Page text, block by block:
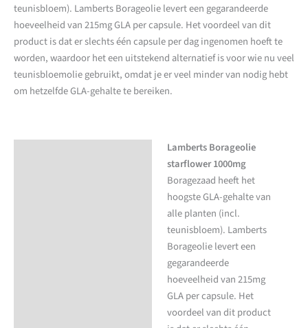
teunisbloem). Lamberts Borageolie levert een gegarandeerde
hoeveelheid van 215mg GLA per capsule. Het voordeel van dit
product is dat er slechts één capsule per dag ingenomen hoeft te
worden, waardoor het een uitstekend alternatief is voor wie nu veel
teunisbloemolie gebruikt, omdat je er veel minder van nodig hebt
om hetzelfde GLA-gehalte te bereiken.
Lamberts Borageolie
starflower 1000mg
Boragezaad heeft het
hoogste GLA-gehalte van
alle planten (incl.
teunisbloem). Lamberts
Borageolie levert een
gegarandeerde
hoeveelheid van 215mg
GLA per capsule. Het
voordeel van dit product